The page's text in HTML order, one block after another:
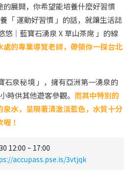
的展開，你希望能培養什麼好習慣
「 運動好習慣 」的話，就讓生活誌
悠｜藍寶石湧泉 X 草山茶席 」的線
處的專業導覽老師，帶領你一探台北
石泉秘境 」，擁有亞洲第一湧泉的
時供其他遊客參觀。 而其中特別的
泉水，呈現著清澈淡藍色，水質十分
！
12:00 ~ 17:00
accupass.pse.is/3vtjqk